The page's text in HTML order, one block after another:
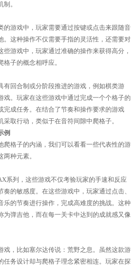
。
的游戏中，玩家需要通过按键或点击来跟随音
。这种操作不仅需要手指的灵活性，还需要对
些游戏中，玩家通过准确的操作来获得高分，
子的概念相呼应。
有回合制或分阶段推进的游戏，例如棋类游
戏。玩家在这些游戏中通过完成一个个格子的
完成任务。在结合了节奏和操作要求的游戏
取行动，类似于在音符间隙中爬格子。
例
爬格子的内涵，我们可以看看一些代表性的游
种元素。
系列，这些游戏不仅考验玩家的手速和反应
的敏感度。在这些游戏中，玩家通过点击、
乐的节奏进行操作，完成高难度的挑战。这种
为弹吉他，而在每一关卡中达到的成就感又像
戏，比如塞尔达传说：荒野之息。虽然这款游
任务设计却与爬格子理念紧密相连。玩家在探